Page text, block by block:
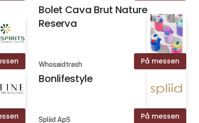
Bolet Cava Brut Nature
Reserva
På messen
Whosaidtrash
Bonlifestyle
På messen
Spliid ApS